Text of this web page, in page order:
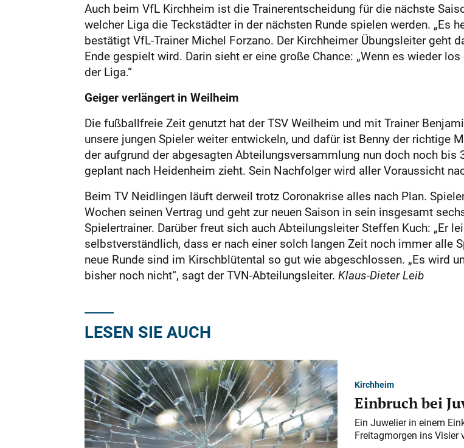
Auch beim VfL Kirchheim ist die Trainerentscheidung für die nächste
welcher Liga die Teckstädter in der nächsten Runde spielen werden. „Es
bestätigt VfL-Trainer Michel Forzano. Der Kirchheimer Übungsleiter geht
Ende gespielt wird. Darin sieht er eine große Chance: „Wenn es wieder
der Liga.“
Geiger verlängert in Weilheim
Die fußballfreie Zeit genutzt hat der TSV Weilheim und mit Trainer
unsere jungen Spieler weiter entwickeln, und dafür ist Benny der richtige
der aufgrund der abgesagten Abteilungsversammlung nun doch noch
ge­plant nach Heidenheim zieht. Sein Nachfolger wird aller Voraussicht
Beim TV Neidlingen läuft derweil trotz Coronakrise alles nach Plan.
Wochen seinen Vertrag und geht zur neuen Saison in sein insgesamt
Spielertrainer. Darüber freut sich auch Abteilungsleiter Steffen Kuch: „Er
selbstverständlich, dass er nach einer solch langen Zeit noch immer alle
neue Runde sind im Kirschblütental so gut wie abgeschlossen. „Es wird
bisher noch nicht“, sagt der TVN-Abteilungsleiter. Klaus-Dieter Leib
LESEN SIE AUCH
Kirchheim
Einbruch bei
Ein Juwelier in einem
Freitagmorgen ins Visier